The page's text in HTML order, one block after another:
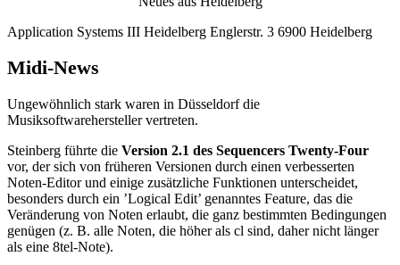
Application Systems III Heidelberg Englerstr. 3 6900 Heidelberg
Midi-News
Ungewöhnlich stark waren in Düsseldorf die
Musiksoftwarehersteller vertreten.
Steinberg führte die Version 2.1 des Sequencers Twenty-Four
vor, der sich von früheren Versionen durch einen verbesserten
Noten-Editor und einige zusätzliche Funktionen unterscheidet,
besonders durch ein ’Logical Edit’ genanntes Feature, das die
Veränderung von Noten erlaubt, die ganz bestimmten Bedingungen
genügen (z. B. alle Noten, die höher als cl sind, daher nicht länger
als eine 8tel-Note).